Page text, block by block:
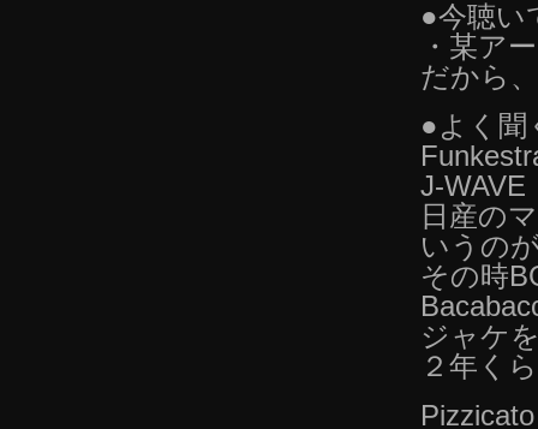
●今聴い
・某ア
だから
●よく聞
J-WAVE
日産の
いうの
その時
ジャケ
２年く